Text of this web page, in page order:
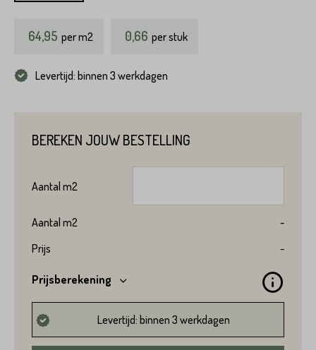
64,95 perm2 0,66 per stuk
Levertijd: binnen 3 werkdagen
BEREKEN JOUW BESTELLING
Aantal m2
Aantal m2
-
Prijs
-
Prijsberekening
Levertijd: binnen 3 werkdagen
heeft u nodig?*